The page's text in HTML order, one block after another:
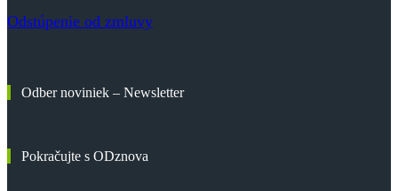
Odstúpenie od zmluvy
Odber noviniek – Newsletter
Pokračujte s ODznova